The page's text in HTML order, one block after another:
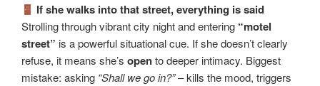
If she walks into that street, everything is said
Strolling through vibrant city night and entering “motel
street” is a powerful situational cue. If she doesn’t clearly
refuse, it means she’s opento deeper intimacy. Biggest
mistake: asking “Shall we go in?”– kills the mood, triggers